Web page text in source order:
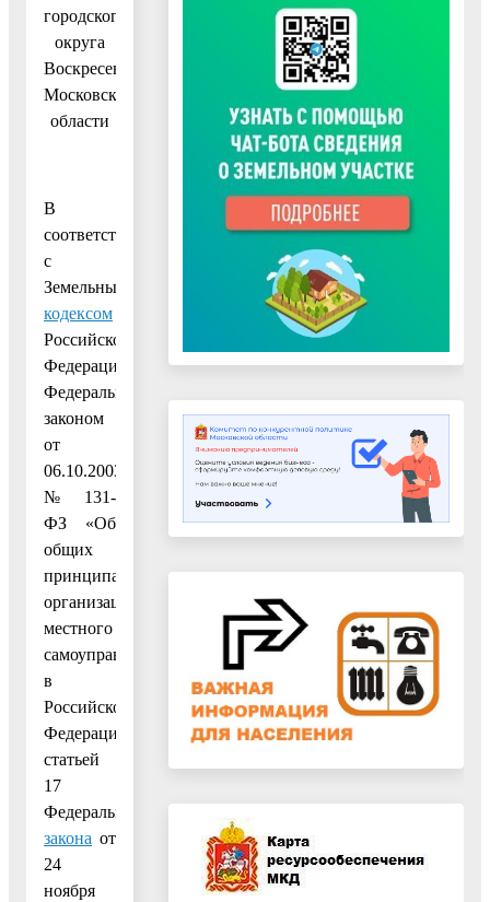
городского
округа
Воскресенск
Московской
области
В
соответствии
с
Земельным
кодексом
Российской
Федерации,
Федеральным
законом
от
06.10.2003
№ 131-
ФЗ «Об
общих
принципах
организации
местного
самоуправления
в
Российской
Федерации»,
статьей
17
Федерального
закона от
24
ноября